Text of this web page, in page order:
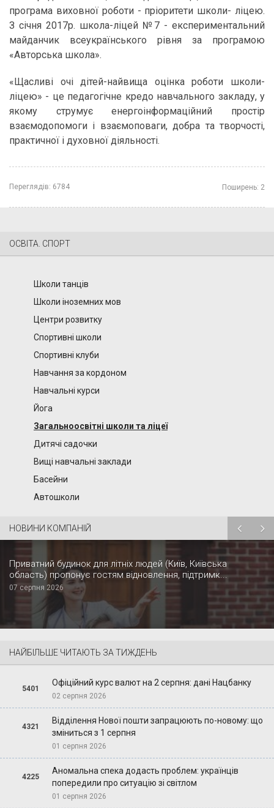
програма виховної роботи - пріоритети школи- ліцею.
З січня 2017р. школа-ліцей №7 - експериментальний
майданчик всеукраїнського рівня за програмою
«Авторська школа».
«Щасливі очі дітей-найвища оцінка роботи школи-
ліцею» - це педагогічне кредо навчального закладу, у
якому струмує енергоінформаційний простір
взаємодопомоги і взаємоповаги, добра та творчості,
практичної і духовної діяльності.
Переглядів: 6784 Поширень: 2
ОСВІТА. СПОРТ
Школи танців
Школи іноземних мов
Центри розвитку
Спортивні школи
Спортивні клуби
Навчання за кордоном
Навчальні курси
Йога
Загальноосвітні школи та ліцеї
Дитячі садочки
Вищі навчальні заклади
Басейни
Автошколи
НОВИНИ КОМПАНІЙ
Приватний будинок для літніх людей (Київ, Київська
область) пропонує гостям відновлення, підтримк...
07 серпня 2026
НАЙБІЛЬШЕ ЧИТАЮТЬ ЗА ТИЖДЕНЬ
5401
Офіційний курс валют на 2 серпня: дані Нацбанку
02 серпня 2026
4321
Відділення Нової пошти запрацюють по-новому: що
зміниться з 1 серпня
01 серпня 2026
4225
Аномальна спека додасть проблем: українців
попередили про ситуацію зі світлом
01 серпня 2026